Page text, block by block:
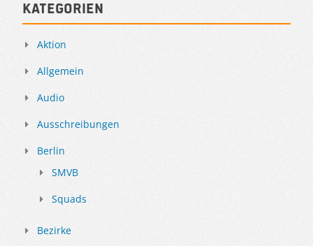
Kategorien
Aktion
Allgemein
Audio
Ausschreibungen
Berlin
SMVB
Squads
Bezirke